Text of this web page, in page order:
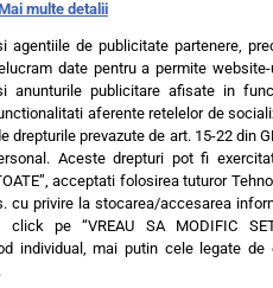
Ultimele stiri Diete
Termeni si condiții
multe detalii
agentiile de publicitate partenere,
date pentru a permite
anunturile publicitare afisate in
aferente retelelor de
prevazute de art. 15-22 din
Aceste drepturi pot fi
acceptati folosirea tuturor
cu privire la stocarea/accesarea
pe “VREAU SA MODIFIC
individual, mai putin cele legate de